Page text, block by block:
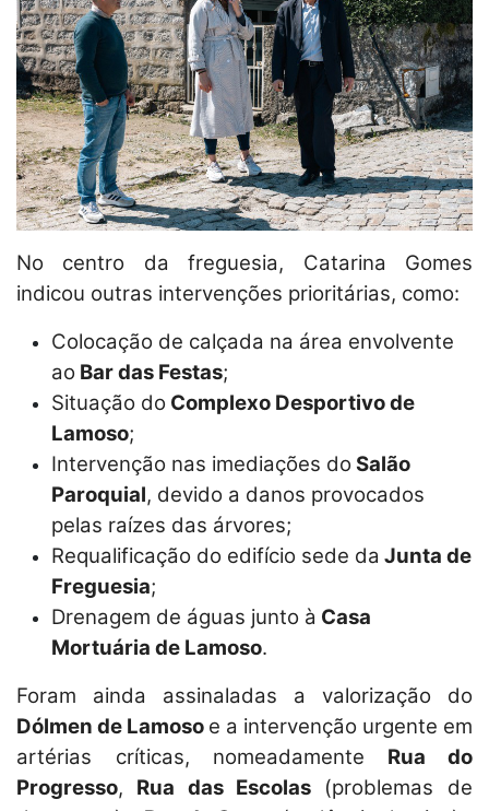
No centro da freguesia, Catarina Gomes
indicou outras intervenções prioritárias, como:
Colocação de calçada na área envolvente
ao Bar das Festas;
Situação do Complexo Desportivo de
Lamoso;
Intervenção nas imediações do Salão
Paroquial, devido a danos provocados
pelas raízes das árvores;
Requalificação do edifício sede da Junta de
Freguesia;
Drenagem de águas junto à Casa
Mortuária de Lamoso.
Foram ainda assinaladas a valorização do
Dólmen de Lamoso e a intervenção urgente em
artérias críticas, nomeadamente
Rua do
Progresso, Rua das Escolas
(problemas de